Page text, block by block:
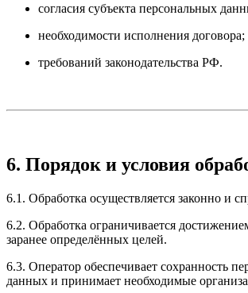
согласия субъекта персональных
необходимости исполнения договора;
требований законодательства РФ.
6. Порядок и условия
6.1. Обработка осуществляется законно и
6.2. Обработка ограничивается
заранее определённых целей.
6.3. Оператор обеспечивает сохранность
данных и принимает необходимые